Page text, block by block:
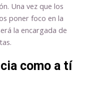
Una vez que los
poner foco en la
la encargada de
como a tí